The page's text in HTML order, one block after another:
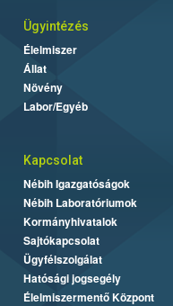
Ügyintézés
Élelmiszer
Állat
Növény
Labor/Egyéb
Kapcsolat
Nébih Igazgatóságok
Nébih Laboratóriumok
Kormányhivatalok
Sajtókapcsolat
Ügyfélszolgálat
Hatósági jogsegély
Élelmiszermentő Központ